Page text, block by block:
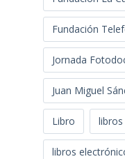
Fundación
Jornada
Juan Miguel
Libro libros
libros